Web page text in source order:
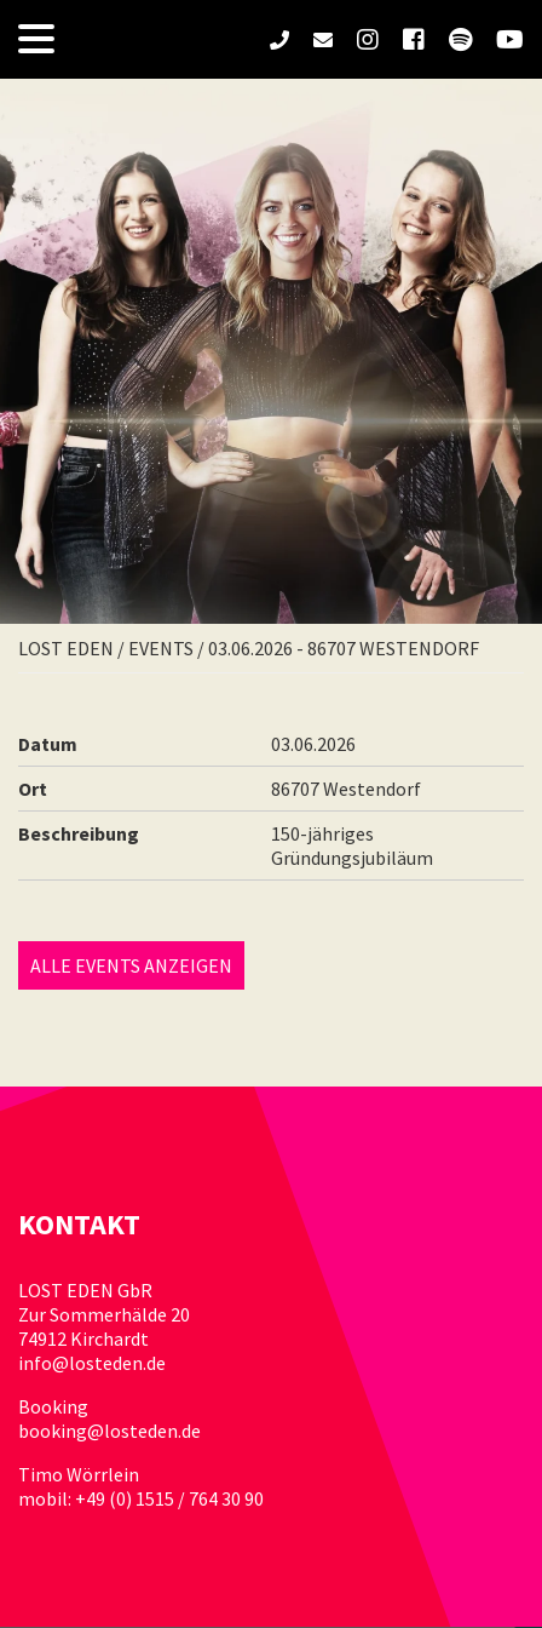
LOST EDEN / EVENTS /03.06.2026 - 86707 WESTENDORF
Datum
03.06.2026
Ort
86707 Westendorf
Beschreibung
150-jähriges
Gründungsjubiläum
ALLE EVENTS ANZEIGEN
KONTAKT
LOST EDEN GbR
Zur Sommerhälde 20
74912 Kirchardt
info@losteden.de
Booking
booking@losteden.de
Timo Wörrlein
mobil: +49 (0) 1515 / 764 30 90